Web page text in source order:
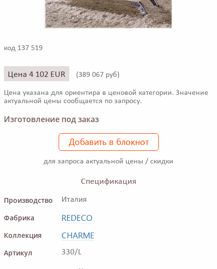
код 137 519
Цена 4 102 EUR (389 067 руб)
Цена указана для ориентира в ценовой категории. Значение
актуальной цены сообщается по запросу.
Изготовление под заказ
Добавить в блокнот
для запроса актуальной цены / скидки
Спецификация
Производство
Италия
Фабрика REDECO
Коллекция CHARME
Артикул 330/L